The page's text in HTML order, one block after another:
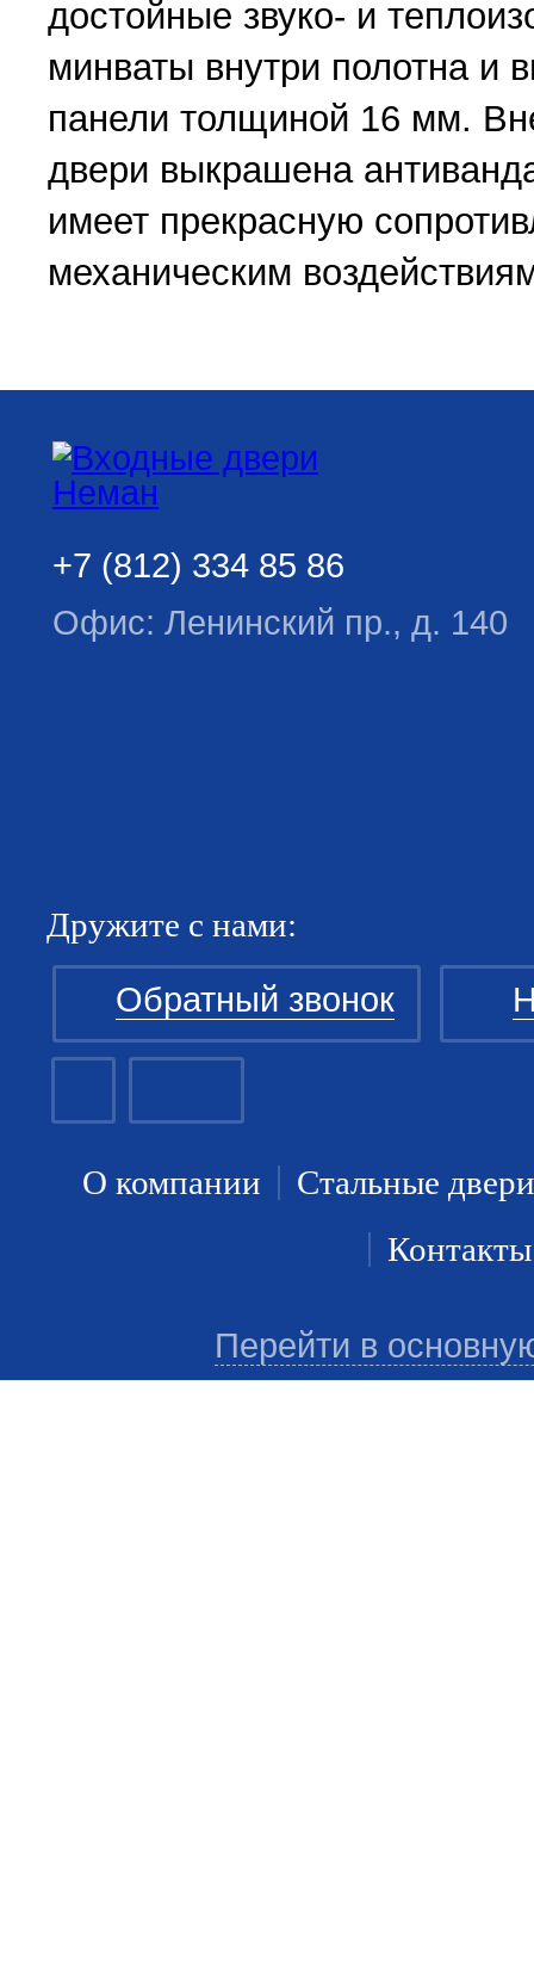
достойные звуко- и
минваты внутри полотна и
панели толщиной 16 мм.
двери выкрашена
имеет прекрасную
механическим
+7 (812) 334 85 86
Офис: Ленинский пр., д. 140
Дружите с нами:
О компании
Стальные двери
Контакты
Обратный звонок
Перейти в